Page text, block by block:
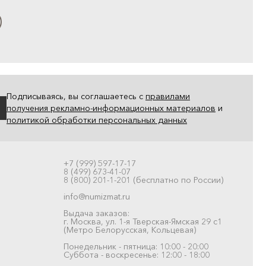
Подписываясь, вы соглашаетесь с правилами
получения рекламно-информационных материалов и
политикой обработки персональных данных
+7 (999) 597-17-17
8 (499) 673-41-07
8 (800) 201-1-201 (бесплатно по России)
info@numizmat.ru
Выдача заказов:
г. Москва, ул. 1-я Тверская-Ямская 29 с1
(Метро Белорусская, Кольцевая)
Понедельник - пятница: 10:00 - 20:00
Суббота - воскресенье: 12:00 - 18:00